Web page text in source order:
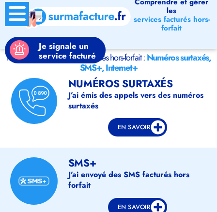
les
services facturés hors-
forfait
Je signale un
service facturé
Tout savoir ou signaler les services hors-forfait :Numéros surtaxés,
SMS+, Internet+
NUMÉROS SURTAXÉS
J’ai émis des appels vers des numéros
surtaxés
EN SAVOIR
SMS+
J’ai envoyé des SMS facturés hors
forfait
EN SAVOIR